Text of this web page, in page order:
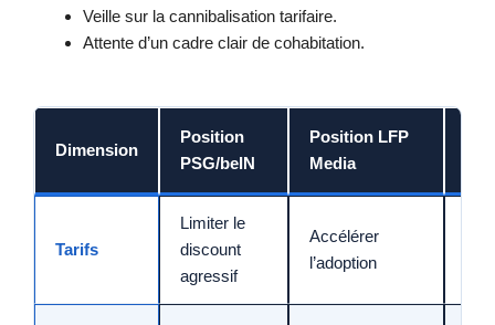
Veille sur la cannibalisation tarifaire.
Attente d’un cadre clair de cohabitation.
Dimension
Position
PSG/beIN
Position LFP
Media
Tarifs
Limiter le
discount
agressif
Accélérer
l’adoption